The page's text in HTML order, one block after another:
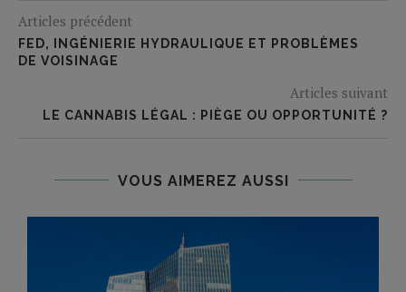
Articles précédent
FED, INGÉNIERIE HYDRAULIQUE ET PROBLÈMES
DE VOISINAGE
Articles suivant
LE CANNABIS LÉGAL : PIÈGE OU OPPORTUNITÉ ?
VOUS AIMEREZ AUSSI